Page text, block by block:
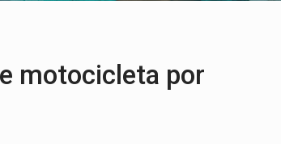
motocicleta por